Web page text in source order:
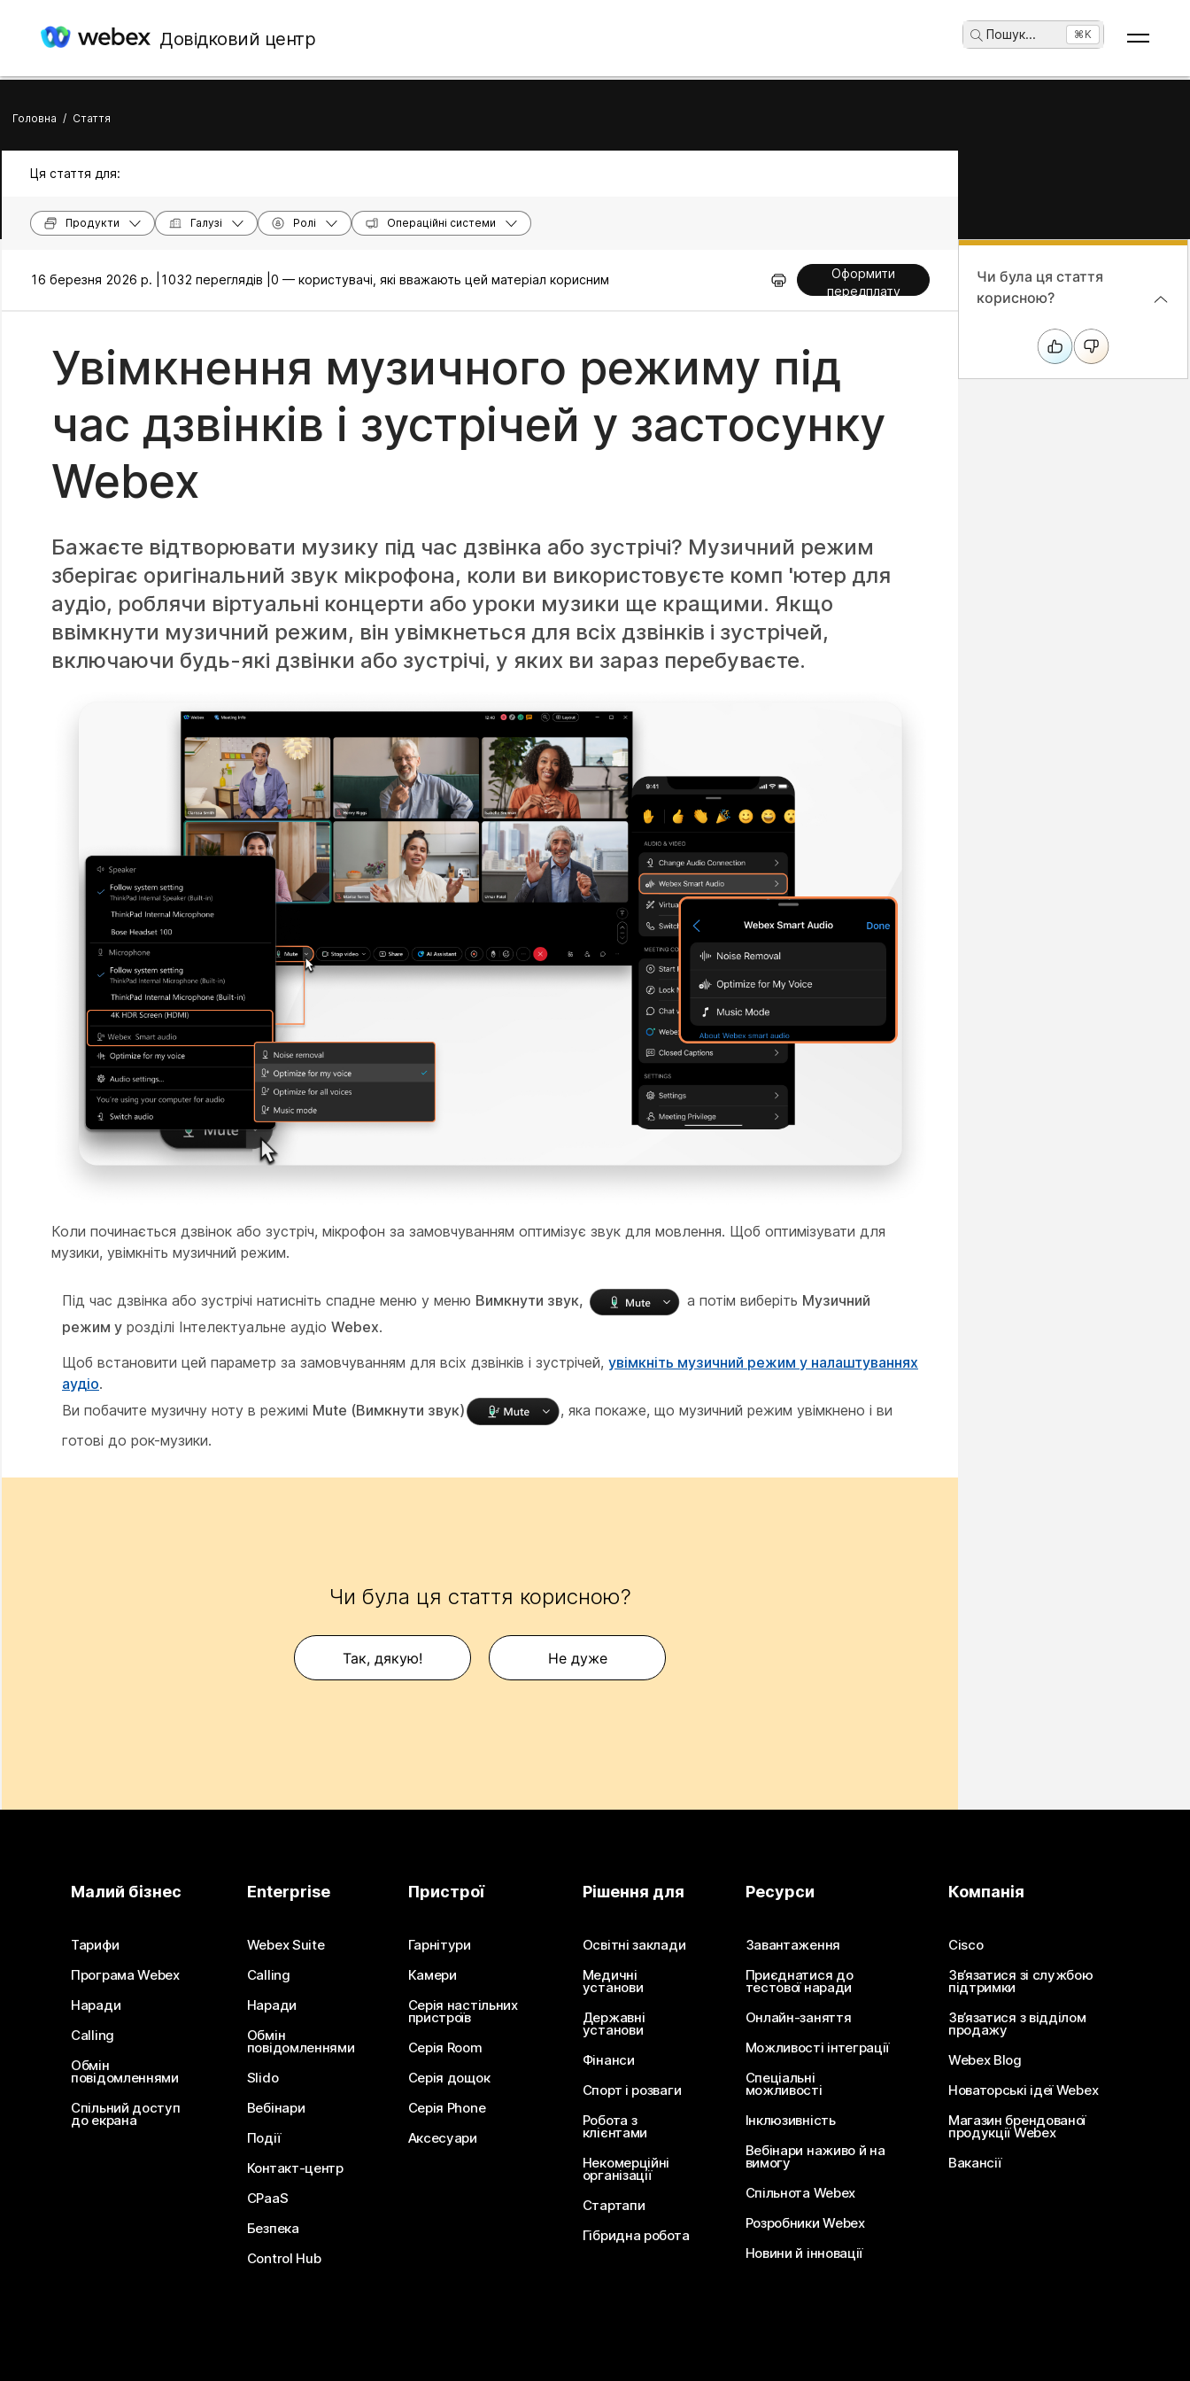
Довідковий центр Пошук... ⌘K
Головна / Стаття
Ця стаття для:
Продукти Галузі Ролі Операційні системи
16 березня 2026 р. | 1032 переглядів | 0 — користувачі, які вважають цей матеріал корисним
Оформити
передплату
Увімкнення музичного режиму під
час дзвінків і зустрічей у застосунку
Webex
Бажаєте відтворювати музику під час дзвінка або зустрічі? Музичний режим
зберігає оригінальний звук мікрофона, коли ви використовуєте комп 'ютер для
аудіо, роблячи віртуальні концерти або уроки музики ще кращими. Якщо
ввімкнути музичний режим, він увімкнеться для всіх дзвінків і зустрічей,
включаючи будь-які дзвінки або зустрічі, у яких ви зараз перебуваєте.
Коли починається дзвінок або зустріч, мікрофон за замовчуванням оптимізує звук для мовлення. Щоб оптимізувати для
музики, увімкніть музичний режим.
Під час дзвінка або зустрічі натисніть спадне меню у меню Вимкнути звук, а потім виберіть Музичний
режим у розділі Інтелектуальне аудіо Webex.
Щоб встановити цей параметр за замовчуванням для всіх дзвінків і зустрічей, увімкніть музичний режим у налаштуваннях
аудіо.
Ви побачите музичну ноту в режимі Mute (Вимкнути звук)
, яка покаже, що музичний режим увімкнено і ви
готові до рок-музики.
Чи була ця стаття корисною?
Так, дякую! Не дуже
Чи була ця стаття
корисною?
Малий бізнес
Тарифи
Програма Webex
Наради
Calling
Обмін
повідомленнями
Спільний доступ
до екрана
Enterprise
Webex Suite
Calling
Наради
Обмін
повідомленнями
Slido
Вебінари
Події
Контакт-центр
CPaaS
Безпека
Control Hub
Пристрої
Гарнітури
Камери
Серія настільних
пристроїв
Серія Room
Серія дощок
Серія Phone
Аксесуари
Рішення для
Освітні заклади
Медичні
установи
Державні
установи
Фінанси
Спорт і розваги
Робота з
клієнтами
Некомерційні
організації
Стартапи
Гібридна робота
Ресурси
Завантаження
Приєднатися до
тестової наради
Онлайн-заняття
Можливості інтеграції
Спеціальні
можливості
Інклюзивність
Вебінари наживо й на
вимогу
Спільнота Webex
Розробники Webex
Новини й інновації
Компанія
Cisco
Зв’язатися зі службою
підтримки
Зв’язатися з відділом
продажу
Webex Blog
Новаторські ідеї Webex
Магазин брендованої
продукції Webex
Вакансії